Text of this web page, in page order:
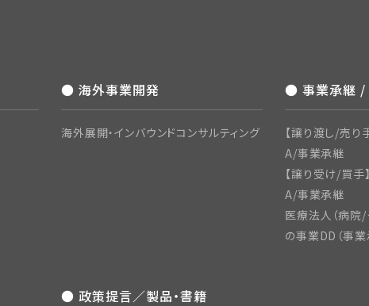
● 海外事業開発
海外展開・インバウンドコンサルティング
● 事業承継 /
【譲り渡し/売り
A/事業承継
【譲り受け/買手
A/事業承継
医療法人（病院/
の事業DD（事業
● 政策提言／製品・書籍